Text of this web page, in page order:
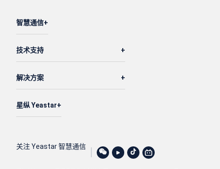
智慧通信
技术支持
解决方案
星纵 Yeastar
关注 Yeastar 智慧通信